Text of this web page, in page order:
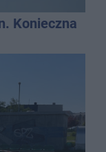
Konieczna